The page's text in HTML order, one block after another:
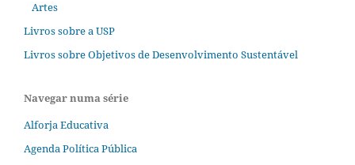
Artes
Livros sobre a USP
Livros sobre Objetivos de Desenvolvimento Sustentável
Navegar numa série
Alforja Educativa
Agenda Política Pública